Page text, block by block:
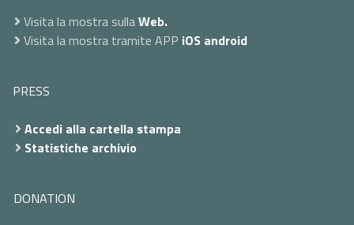
Visita la mostra sullaWeb.
Visita la mostra tramite APP iOS android
PRESS
Accedi alla cartella stampa
Statistiche archivio
DONATION